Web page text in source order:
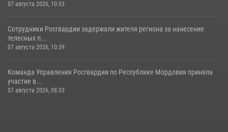
07 августа 2026, 10:53
Сотрудники Росгвардии задержали жителя региона за нанесение
телесных п...
07 августа 2026, 10:39
Команда Управления Росгвардии по Республике Мордовия приняла
участие в...
07 августа 2026, 08:33